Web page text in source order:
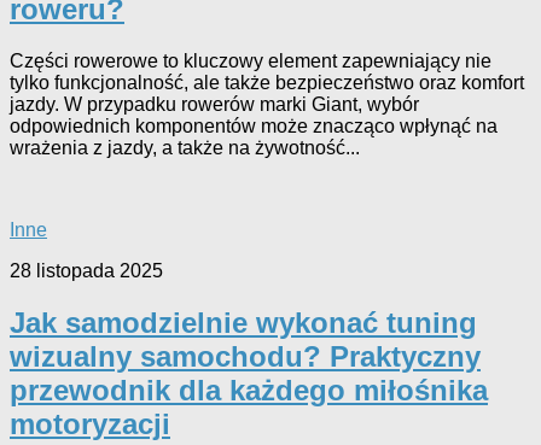
roweru?
Części rowerowe to kluczowy element zapewniający nie
tylko funkcjonalność, ale także bezpieczeństwo oraz komfort
jazdy. W przypadku rowerów marki Giant, wybór
odpowiednich komponentów może znacząco wpłynąć na
wrażenia z jazdy, a także na żywotność...
Inne
28 listopada 2025
Jak samodzielnie wykonać tuning
wizualny samochodu? Praktyczny
przewodnik dla każdego miłośnika
motoryzacji